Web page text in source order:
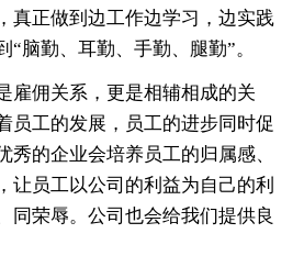
真正做到边工作边学习，边实践
“脑勤、耳勤、手勤、腿勤”。
雇佣关系，更是相辅相成的关
员工的发展，员工的进步同时促
秀的企业会培养员工的归属感、
让员工以公司的利益为自己的利
同荣辱。公司也会给我们提供良